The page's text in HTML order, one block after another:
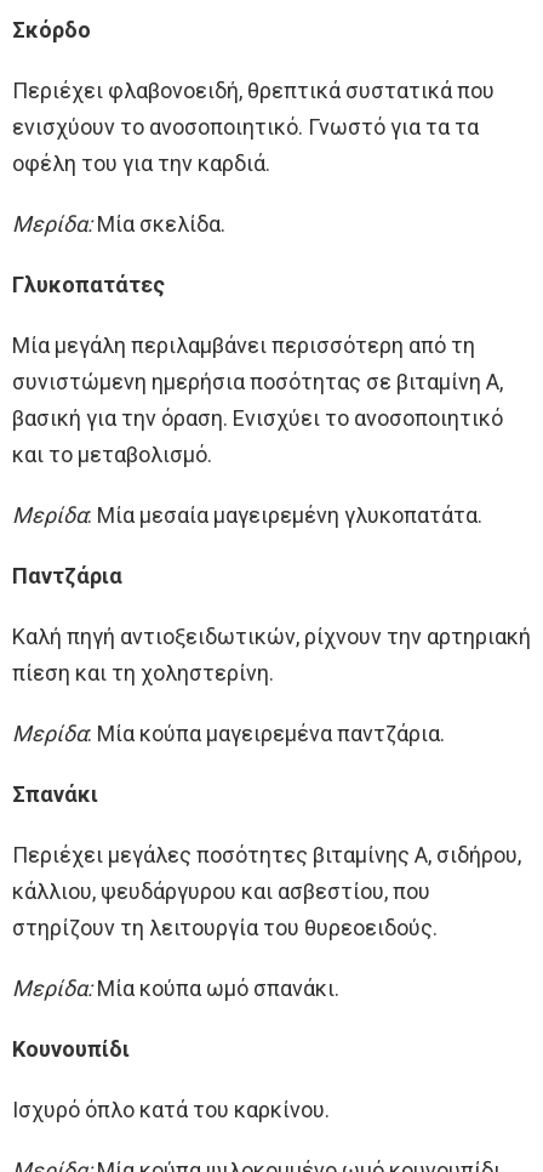
Σκόρδο
Περιέχει φλαβονοειδή, θρεπτικά συστατικά που
ενισχύουν το ανοσοποιητικό. Γνωστό για τα τα
οφέλη του για την καρδιά.
Μερίδα:Μία σκελίδα.
Γλυκοπατάτες
Μία μεγάλη περιλαμβάνει περισσότερη από τη
συνιστώμενη ημερήσια ποσότητας σε βιταμίνη Α,
βασική για την όραση. Ενισχύει το ανοσοποιητικό
και το μεταβολισμό.
Μερίδα: Μία μεσαία μαγειρεμένη γλυκοπατάτα.
Παντζάρια
Καλή πηγή αντιοξειδωτικών, ρίχνουν την αρτηριακή
πίεση και τη χοληστερίνη.
Μερίδα: Μία κούπα μαγειρεμένα παντζάρια.
Σπανάκι
Περιέχει μεγάλες ποσότητες βιταμίνης Α, σιδήρου,
κάλλιου, ψευδάργυρου και ασβεστίου, που
στηρίζουν τη λειτουργία του θυρεοειδούς.
Μερίδα:Μία κούπα ωμό σπανάκι.
Κουνουπίδι
Ισχυρό όπλο κατά του καρκίνου.